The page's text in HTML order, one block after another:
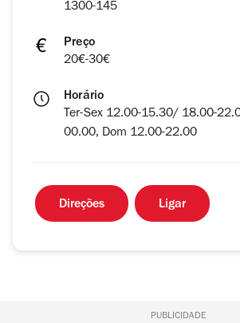
1300-145
Preço
20€-30€
Horário
Ter-Sex 12.00-15.30/ 18.00-
00.00, Dom 12.00-22.00
Direções Ligar
PUBLICIDADE